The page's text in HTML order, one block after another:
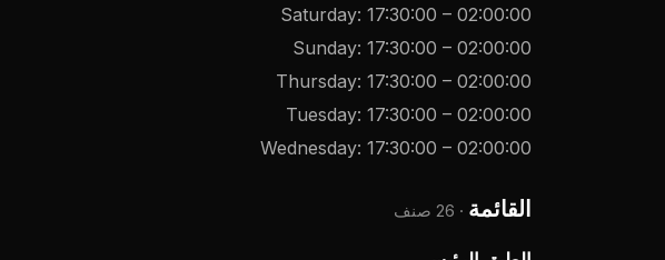
Saturday: 17:30:00 – 02:00:00
Sunday: 17:30:00 – 02:00:00
Thursday: 17:30:00 – 02:00:00
Tuesday: 17:30:00 – 02:00:00
Wednesday: 17:30:00 – 02:00:00
القائمة · 26 صنف